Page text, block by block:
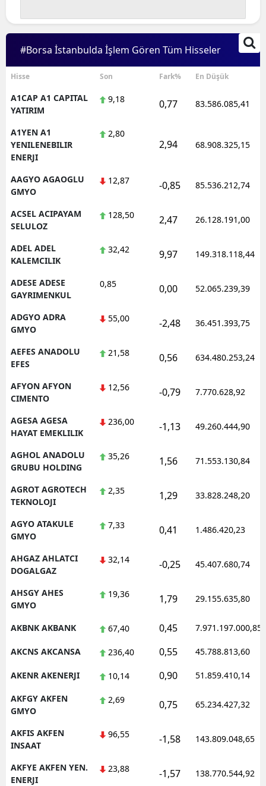
#Borsa İstanbulda İşlem Gören Tüm Hisseler
Hisse Son Fark% En Düşük
A1CAP A1 CAPITAL
YATIRIM
9,18 0,77 83.586.085,41
A1YEN A1
YENILENEBILIR
ENERJI
2,80
2,94 68.908.325,15
AAGYO AGAOGLU
GMYO
12,87 -0,85 85.536.212,74
ACSEL ACIPAYAM
SELULOZ
128,50 2,47 26.128.191,00
ADEL ADEL
KALEMCILIK
32,42 9,97 149.318.118,44
ADESE ADESE
GAYRIMENKUL
0,85 0,00 52.065.239,39
ADGYO ADRA
GMYO
55,00 -2,48 36.451.393,75
AEFES ANADOLU
EFES
21,58 0,56 634.480.253,24
AFYON AFYON
CIMENTO
12,56 -0,79 7.770.628,92
AGESA AGESA
HAYAT EMEKLILIK
236,00 -1,13 49.260.444,90
AGHOL ANADOLU
GRUBU HOLDING
35,26 1,56 71.553.130,84
AGROT AGROTECH
TEKNOLOJI
2,35 1,29 33.828.248,20
AGYO ATAKULE
GMYO
7,33 0,41 1.486.420,23
AHGAZ AHLATCI
DOGALGAZ
32,14 -0,25 45.407.680,74
AHSGY AHES
GMYO
19,36 1,79 29.155.635,80
AKBNK AKBANK 67,40 0,45 7.971.197.000,85
AKCNS AKCANSA 236,40 0,55 45.788.813,60
AKENR AKENERJI 10,14 0,90 51.859.410,14
AKFGY AKFEN
GMYO
2,69 0,75 65.234.427,32
AKFIS AKFEN
INSAAT
96,55 -1,58 143.809.048,65
AKFYE AKFEN YEN.
ENERJI
23,88 -1,57 138.770.544,92